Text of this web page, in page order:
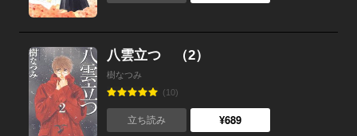
八雲立つ （2）
樹なつみ
(10)
立ち読み ¥689